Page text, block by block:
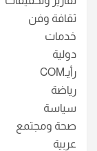
ثقافة وفن
خدمات
دولية
رأيـCOM
رياضة
سياسة
صحة ومجتمع
عربية